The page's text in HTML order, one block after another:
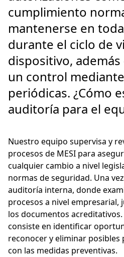
cumplimiento
mantenerse en
durante el ciclo de
dispositivo,
un control
periódicas. ¿Cómo
auditoría para el
Nuestro equipo supervisa y
procesos de MESI para
cualquier cambio a nivel
normas de seguridad. Una
auditoría interna, donde
procesos a nivel
los documentos
consiste en identificar
reconocer y eliminar
con las medidas preventivas.